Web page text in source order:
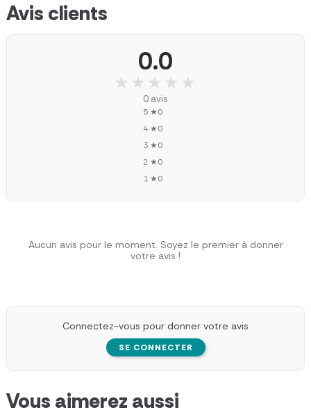
Avis clients
0.0
★★★★★
★★★★★
0 avis
5 ★0
4 ★0
3 ★0
2 ★0
1 ★0
Aucun avis pour le moment. Soyez le premier à donner
votre avis !
Connectez-vous pour donner votre avis
SE CONNECTER
Vous aimerez aussi